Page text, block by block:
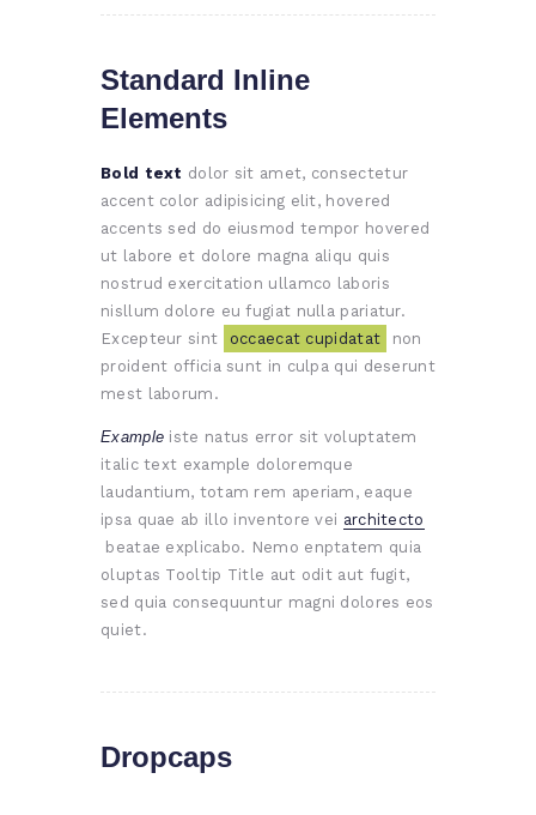
Standard Inline
Elements
Bold text dolor sit amet, consectetur
accent color adipisicing elit, hovered
accents sed do eiusmod tempor hovered
ut labore et dolore magna aliqu quis
nostrud exercitation ullamco laboris
nisllum dolore eu fugiat nulla pariatur.
Excepteur sint
occaecat cupidatat
non
proident officia sunt in culpa qui deserunt
mest laborum.
Example iste natus error sit voluptatem
italic text example doloremque
laudantium, totam rem aperiam, eaque
ipsa quae ab illo inventore vei architecto
beatae explicabo. Nemo enptatem quia
oluptas Tooltip Title aut odit aut fugit,
sed quia consequuntur magni dolores eos
quiet.
Dropcaps